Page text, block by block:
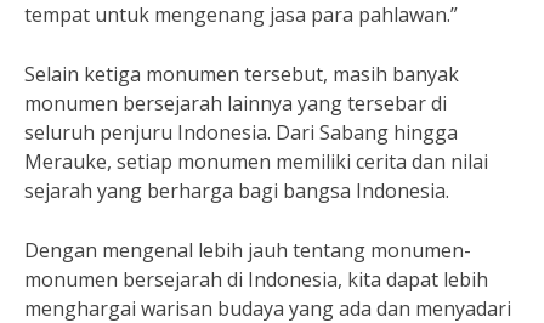
tempat untuk mengenang jasa para pahlawan.”
Selain ketiga monumen tersebut, masih banyak
monumen bersejarah lainnya yang tersebar di
seluruh penjuru Indonesia. Dari Sabang hingga
Merauke, setiap monumen memiliki cerita dan nilai
sejarah yang berharga bagi bangsa Indonesia.
Dengan mengenal lebih jauh tentang monumen-
monumen bersejarah di Indonesia, kita dapat lebih
menghargai warisan budaya yang ada dan menyadari